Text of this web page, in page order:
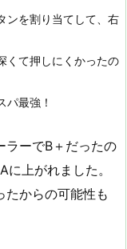
ンを割り当てして、右
くて押しにくかったの
最強！
ラーでB＋だったの
上がれました。
たからの可能性も